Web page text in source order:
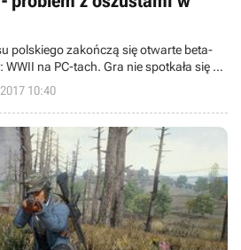
polskiego zakończą się otwarte beta-
na PC-tach. Gra nie spotkała się z
tego pojawiły się doniesienia o
10:40